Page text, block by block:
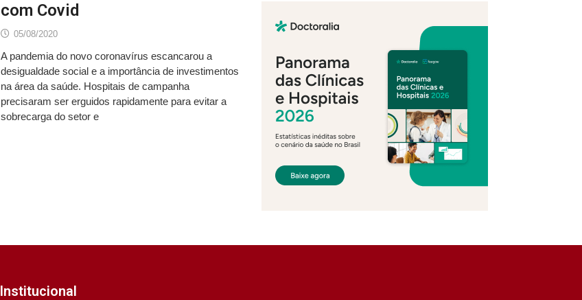
com Covid
05/08/2020
A pandemia do novo coronavírus escancarou a
desigualdade social e a importância de investimentos
na área da saúde. Hospitais de campanha
precisaram ser erguidos rapidamente para evitar a
sobrecarga do setor e
Institucional